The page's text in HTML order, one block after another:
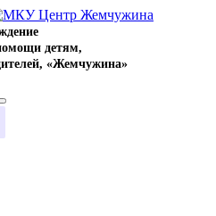
детям,
«Жемчужина»